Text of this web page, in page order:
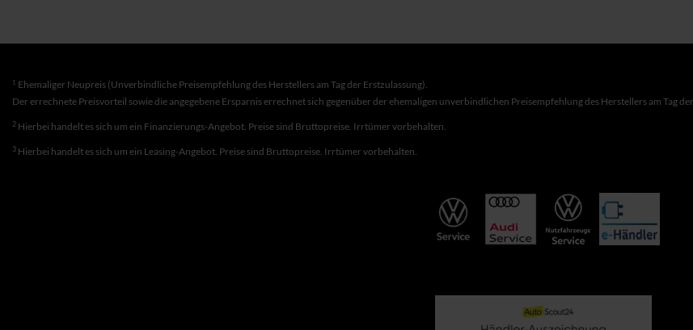
1 Ehemaliger Neupreis (Unverbindliche Preisempfehlung des Herstellers am Tag der Erstzulassung).
Der errechnete Preisvorteil sowie die angegebene Ersparnis errechnet sich gegenüber der ehemaligen unverbindlichen Preisempfehlung des Herstellers am Tag
2 Hierbei handelt es sich um ein Finanzierungs-Angebot. Preise sind Bruttopreise. Irrtümer vorbehalten.
3 Hierbei handelt es sich um ein Leasing-Angebot. Preise sind Bruttopreise. Irrtümer vorbehalten.